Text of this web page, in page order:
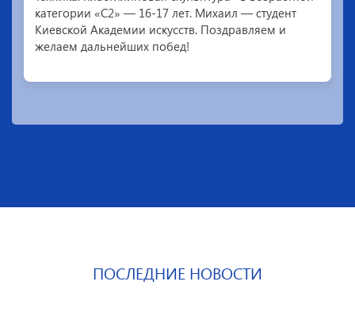
категории «С2» — 16-17 лет. Михаил — студент
Киевской Академии искусств. Поздравляем и
желаем дальнейших побед!
ПОСЛЕДНИЕ НОВОСТИ